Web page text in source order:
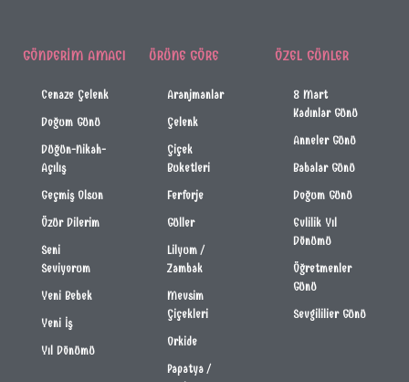
GÖNDERIM AMACI
Cenaze Çelenk
Doğum Günü
Düğün-Nikah-
Açılış
Geçmiş Olsun
Özür Dilerim
Seni
Seviyorum
Yeni Bebek
Yeni İş
Yıl Dönümü
ÜRÜNE GÖRE
Aranjmanlar
Çelenk
Çiçek
Buketleri
Ferforje
Güller
Lilyum /
Zambak
Mevsim
Çiçekleri
Orkide
Papatya /
ÖZEL GÜNLER
8 Mart
Kadınlar Günü
Anneler Günü
Babalar Günü
Doğum Günü
Evlilik Yıl
Dönümü
Öğretmenler
Günü
Sevgililier Günü